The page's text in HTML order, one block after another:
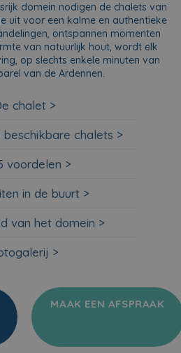
domein nodigen de chalets van
uit voor een kalme en authentieke
ontspannen momenten
van natuurlijk hout, wordt elk
op slechts enkele minuten van
van de Ardennen.
chalet >
beschikbare chalets >
voordelen >
in de buurt >
van het domein >
>
MAAK EEN AFSPRAAK